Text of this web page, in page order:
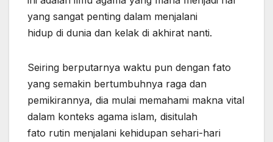
yang sangat penting dalam menjalani
hidup di dunia dan kelak di akhirat nanti.
Seiring berputarnya waktu pun dengan fato
yang semakin bertumbuhnya raga dan
pemikirannya, dia mulai memahami makna vital
dalam konteks agama islam, disitulah
fato rutin menjalani kehidupan sehari-hari